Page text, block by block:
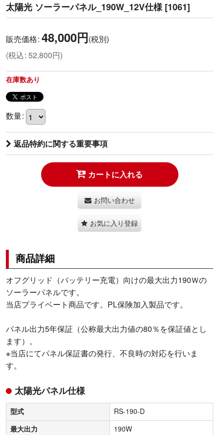
太陽光 ソーラーパネル_190W_12V仕様 [1061]
販売価格: 48,000円(税別)
(税込: 52,800円)
在庫数あり
数量:
返品特約に関する重要事項
カートに入れる
お問い合わせ
お気に入り登録
商品詳細
オフグリッド（バッテリー充電）向けの最大出力190Ｗの
ソーラーパネルです。
当店プライベート商品です。PL保険加入製品です。
パネル出力5年保証（公称最大出力値の80％を保証値とし
ます）。
※当店にてパネル保証書の発行、不良時の対応を行いま
す。
太陽光パネル仕様
型式
RS-190-D
最大出力
190W